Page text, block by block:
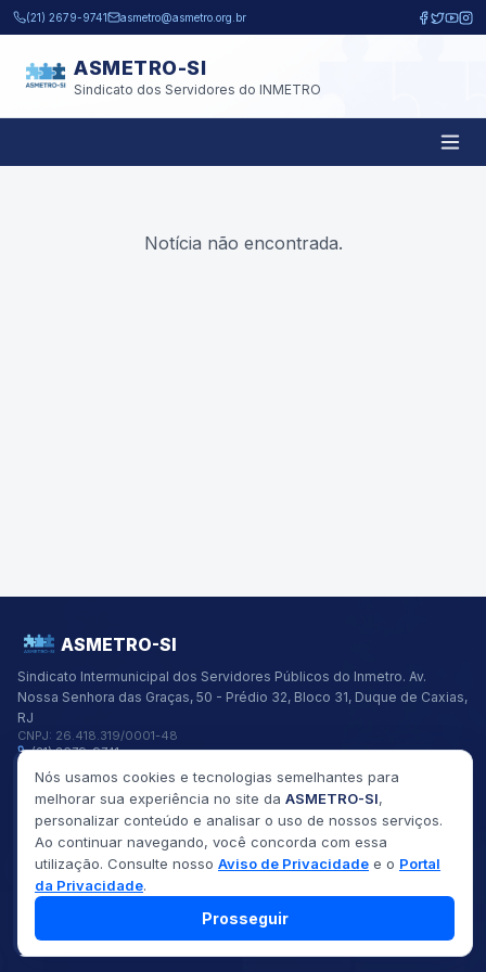
Pular para o conteúdo principal
(21) 2679-9741 asmetro@asmetro.org.br
ASMETRO-SI
Sindicato dos Servidores do INMETRO
Notícia não encontrada.
ASMETRO-SI
Sindicato Intermunicipal dos Servidores Públicos do Inmetro. Av.
Nossa Senhora das Graças, 50 - Prédio 32, Bloco 31, Duque de Caxias,
RJ
CNPJ: 26.418.319/0001-48
(21) 2679-9741
asmetro@asmetro.org.br
Links Rápidos
Institucional
Gestão
Saúde
Convênios
Fóruns
Seus Direitos
2026 ASMETRO-SI
Todos os direitos reservados
Nós usamos cookies e tecnologias semelhantes para
melhorar sua experiência no site da ASMETRO-SI,
personalizar conteúdo e analisar o uso de nossos serviços.
Ao continuar navegando, você concorda com essa
utilização. Consulte nosso Aviso de Privacidade e o Portal
da Privacidade.
Prosseguir